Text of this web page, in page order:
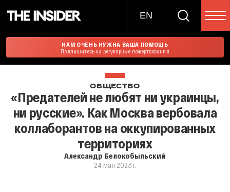
EN
НАМ ОЧЕНЬ НУЖНА ВАША ПОМОЩЬ
Подпишитесь на регулярные пожертвования
ОБЩЕСТВО
«Предателей не любят ни украинцы,
ни русские». Как Москва вербовала
коллаборантов на оккупированных
территориях
Александр Белокобыльский
24 мая 2023 г.